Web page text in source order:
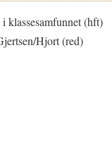
klassesamfunnet (hft)
Hjort (red)